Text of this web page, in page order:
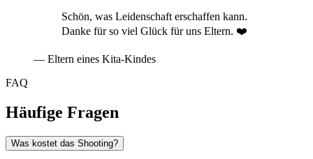
Schön, was Leidenschaft erschaffen kann.
Danke für so viel Glück für uns Eltern. ❤️
— Eltern eines Kita-Kindes
FAQ
Häufige Fragen
Was kostet das Shooting?